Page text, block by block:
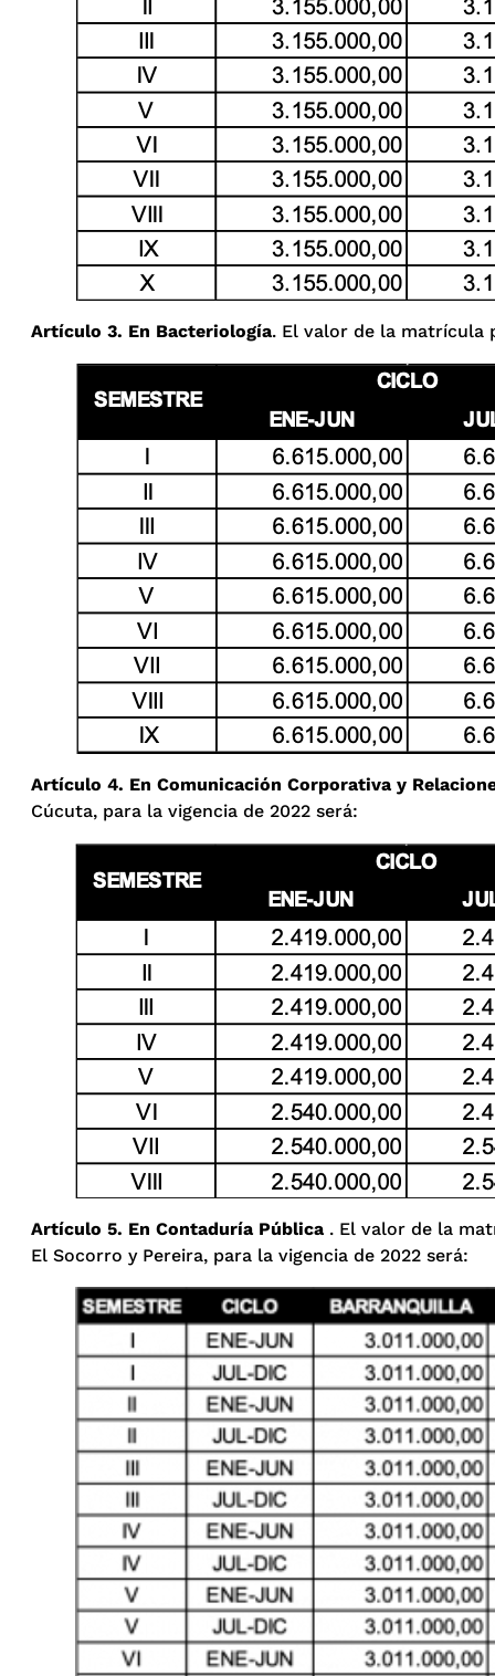
Artículo 3. En Bacteriología. El valor de la matrícula
Artículo 4. En Comunicación Corporativa y
Cúcuta, para la vigencia de 2022 será:
Artículo 5. En Contaduría Pública . El valor de la
El Socorro y Pereira, para la vigencia de 2022 será: